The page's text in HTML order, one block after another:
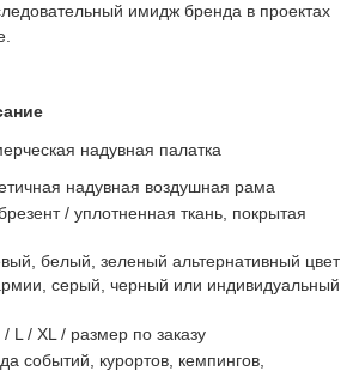
имидж бренда в проектах
надувная палатка
надувная воздушная рама
/ уплотненная ткань, покрытая
белый, зеленый альтернативный цвет
серый, черный или индивидуальный
L / XL / размер по заказу
событий, курортов, кемпингов,